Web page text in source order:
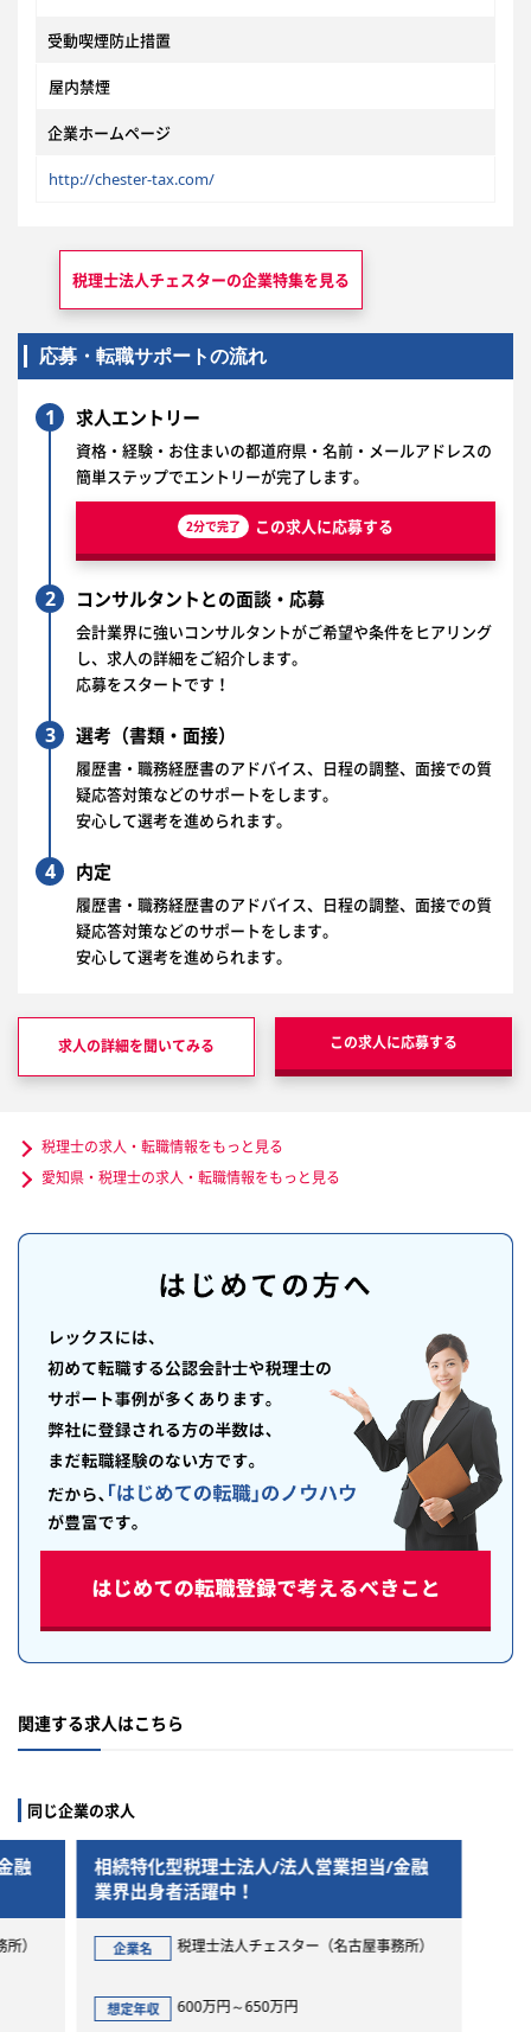
受動喫煙防止措置
屋内禁煙
企業ホームページ
http://chester-tax.com/
税理士法人チェスターの企業特集を見る
応募・転職サポートの流れ
1 求人エントリー
資格・経験・お住まいの都道府県・名前・メールアドレスの
簡単ステップでエントリーが完了します。
2分で完了 この求人に応募する
2 コンサルタントとの面談・応募
会計業界に強いコンサルタントがご希望や条件をヒアリング
し、求人の詳細をご紹介します。
応募をスタートです！
3 選考（書類・面接）
履歴書・職務経歴書のアドバイス、日程の調整、面接での質
疑応答対策などのサポートをします。
安心して選考を進められます。
4 内定
履歴書・職務経歴書のアドバイス、日程の調整、面接での質
疑応答対策などのサポートをします。
安心して選考を進められます。
求人の詳細を聞いてみる この求人に応募する
税理士の求人・転職情報をもっと見る
愛知県・税理士の求人・転職情報をもっと見る
関連する求人はこちら
同じ企業の求人
融
）
相続特化型税理士法人/法人営業担当/金融
業界出身者活躍中！
企業名 税理士法人チェスター（名古屋事務所）
想定年収 600万円～650万円